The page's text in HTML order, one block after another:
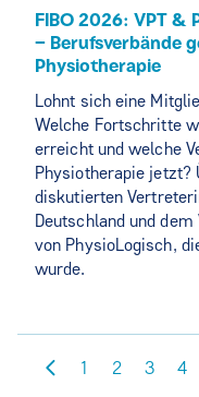
FIBO 2026: VPT &
– Berufsverbände
Physiotherapie
Lohnt sich eine
Welche Fortschritte
erreicht und welche
Physiotherapie jetzt?
diskutierten
Deutschland und
von PhysioLogisch,
wurde.
2 3 4